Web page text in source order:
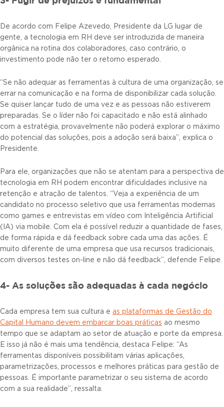
De acordo com Felipe Azevedo, Presidente da LG lugar de
gente, a tecnologia em RH deve ser introduzida de maneira
orgânica na rotina dos colaboradores, caso contrário, o
investimento pode não ter o retorno esperado.
“Se não adequar as ferramentas à cultura de uma organização, se
errar na comunicação e na forma de disponibilizar cada solução.
Se quiser lançar tudo de uma vez e as pessoas não estiverem
preparadas. Se o líder não foi capacitado e não está alinhado
com a estratégia, provavelmente não poderá explorar o máximo
do potencial das soluções, pois a adoção será baixa”, explica o
Presidente.
Para ele, organizações que não se atentam para a perspectiva de
tecnologia em RH podem encontrar dificuldades inclusive na
retenção e atração de talentos. “Veja a experiência de um
candidato no processo seletivo que usa ferramentas modernas
como games e entrevistas em vídeo com Inteligência Artificial
(IA) via mobile. Com ela é possível reduzir a quantidade de fases,
de forma rápida e dá feedback sobre cada uma das ações. É
muito diferente de uma empresa que usa recursos tradicionais,
com diversos testes on-line e não dá feedback”, defende Felipe.
4- As soluções são adequadas à cada negócio
Cada empresa tem sua cultura e as plataformas de Gestão do
Capital Humano devem embarcar boas práticas ao mesmo
tempo que se adaptam ao setor de atuação e porte da empresa.
E isso já não é mais uma tendência, destaca Felipe: “As
ferramentas disponíveis possibilitam várias aplicações,
parametrizações, processos e melhores práticas para gestão de
pessoas. É importante parametrizar o seu sistema de acordo
com a sua realidade”, ressalta.